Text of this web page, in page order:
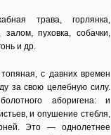
трава, горлянка,
пуховка, собачки,
и др.
с давних времен
за свою целебную силу.
аборигена: и
и опушение стебля,
Это — однолетнее